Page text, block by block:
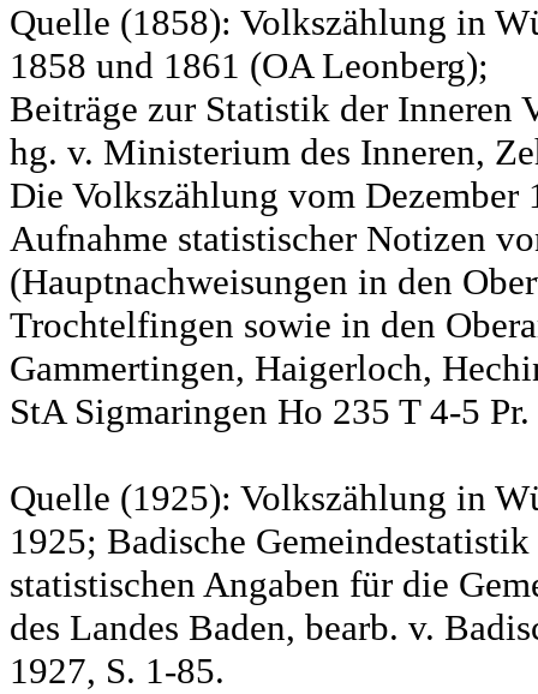
Quelle (1858): Volkszählung in
1858 und 1861 (OA Leonberg);
Beiträge zur Statistik der Inneren
hg. v. Ministerium des Inneren,
Die Volkszählung vom
Aufnahme statistischer Notizen
(Hauptnachweisungen in den
Trochtelfingen sowie in den
Gammertingen, Haigerloch,
StA Sigmaringen Ho 235 T 4-5
Quelle (1925): Volkszählung in
1925; Badische
statistischen Angaben für die
des Landes Baden, bearb. v.
1927, S. 1-85.